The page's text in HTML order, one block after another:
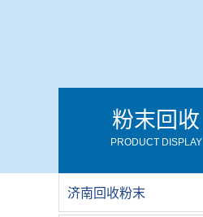
粉末回收
PRODUCT DISPLAY
济南回收粉末